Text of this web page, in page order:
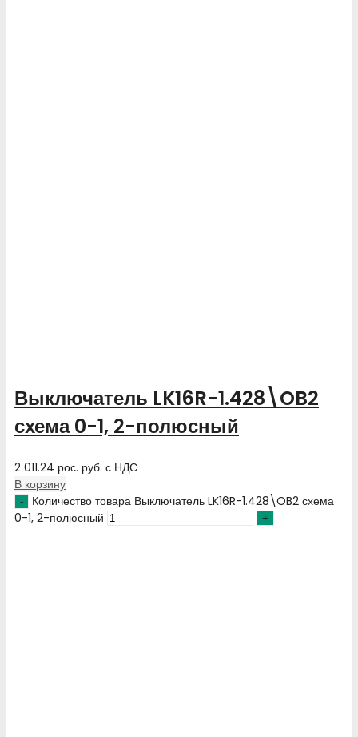
Выключатель LK16R-1.428\OB2
схема 0-1, 2-полюсный
2 011.24 рос. руб. с НДС
В корзину
Количество товара Выключатель LK16R-1.428\OB2 схема
0-1, 2-полюсный